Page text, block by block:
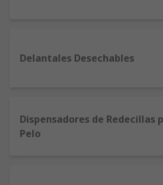
Delantales Desechables
Dispensadores de Redecillas
Pelo